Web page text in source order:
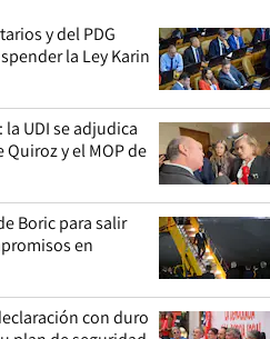
y del PDG
la Ley Karin
UDI se adjudica
y el MOP de
Boric para salir
en
con duro